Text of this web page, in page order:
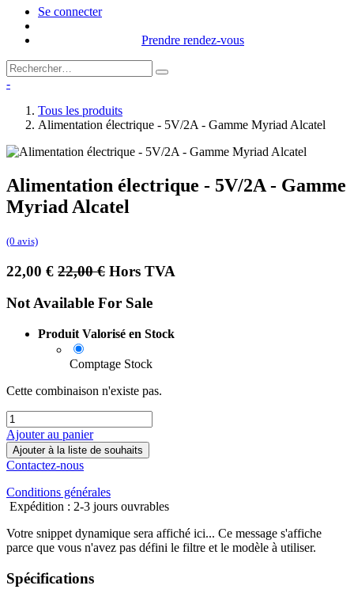
Se connecter
Prendre rendez-vous
-
Tous les produits
Alimentation électrique - 5V/2A - Gamme Myriad Alcatel
Alimentation électrique - 5V/2A - Gamme
Myriad Alcatel
(0 avis)
22,00 € 22,00€ Hors TVA
Not Available For Sale
Produit Valorisé en Stock
Comptage Stock
Cette combinaison n'existe pas.
Ajouter au panier
Ajouter à la liste de souhaits
Contactez-nous
Conditions générales
Expédition : 2-3 jours ouvrables
Votre snippet dynamique sera affiché ici... Ce message s'affiche
parce que vous n'avez pas défini le filtre et le modèle à utiliser.
Spécifications